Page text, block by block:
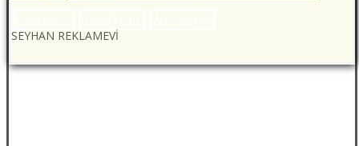
SEYHAN REKLAMEVİ